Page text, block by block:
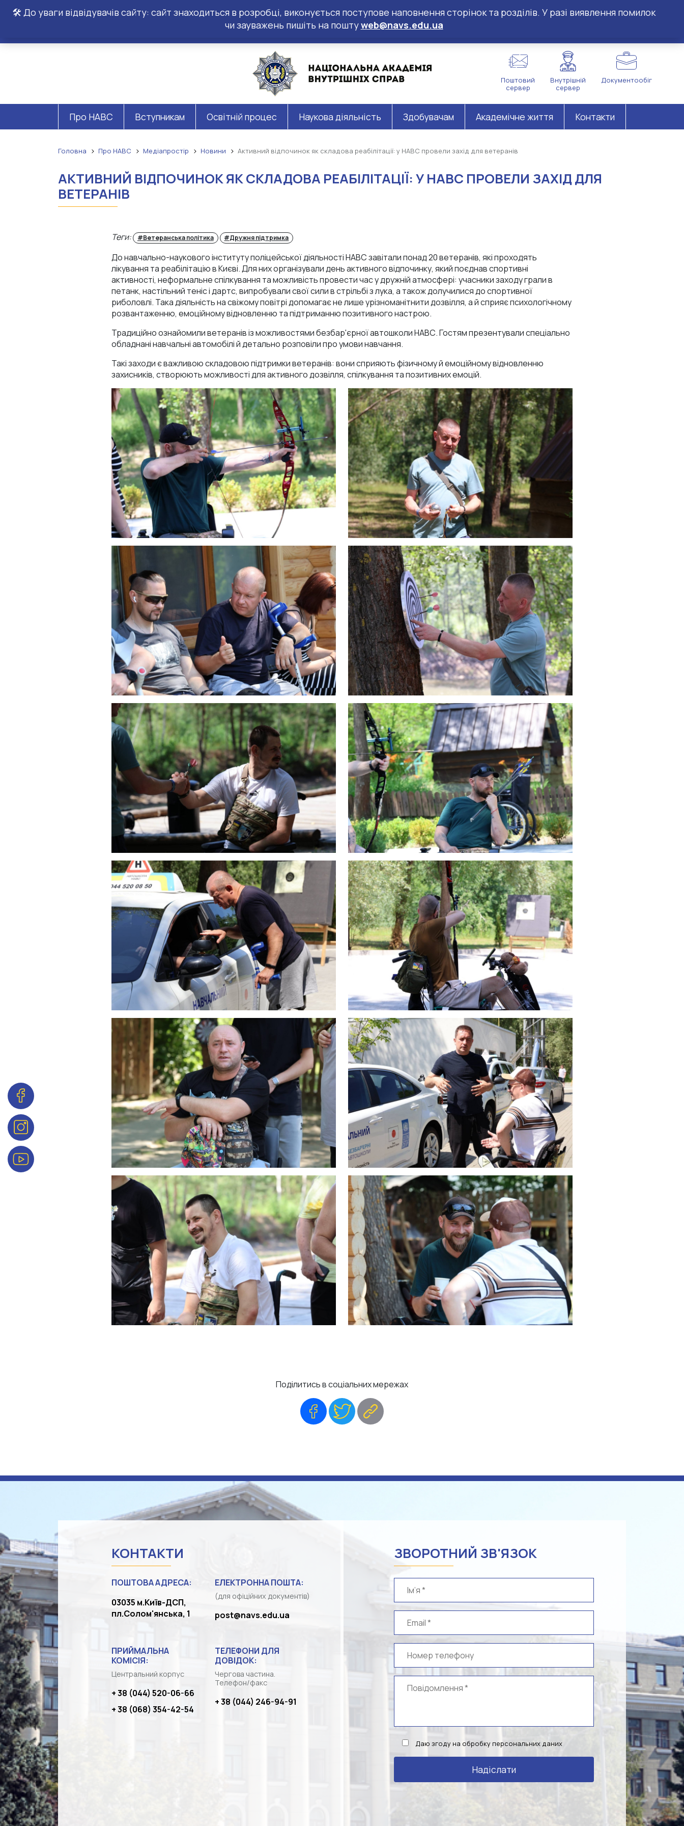
🛠️ До уваги відвідувачів сайту: сайт знаходиться в розробці, виконується поступове наповнення сторінок та розділів. У разі виявлення помилок
чи зауважень пишіть на поштуweb@navs.edu.ua
Поштовий
сервер
Внутрішній
сервер
Документообіг
Про НАВС Вступникам Освітній процес Наукова діяльність Здобувачам Академічне життя Контакти
Головна Про НАВС Медіапростір Новини Активний відпочинок як складова реабілітації: у НАВС провели захід для ветеранів
АКТИВНИЙ ВІДПОЧИНОК ЯК СКЛАДОВА РЕАБІЛІТАЦІЇ: У НАВС ПРОВЕЛИ ЗАХІД ДЛЯ
ВЕТЕРАНІВ
Теги: #Ветеранська політика #Дружня підтримка
До навчально-наукового інституту поліцейської діяльності НАВС завітали понад 20 ветеранів, які проходять
лікування та реабілітацію в Києві. Для них організували день активного відпочинку, який поєднав спортивні
активності, неформальне спілкування та можливість провести час у дружній атмосфері: учасники заходу грали в
петанк, настільний теніс і дартс, випробували свої сили в стрільбі з лука, а також долучилися до спортивної
риболовлі. Така діяльність на свіжому повітрі допомагає не лише урізноманітнити дозвілля, а й сприяє психологічному
розвантаженню, емоційному відновленню та підтриманню позитивного настрою.
Традиційно ознайомили ветеранів із можливостями безбар'єрної автошколи НАВС. Гостям презентували спеціально
обладнані навчальні автомобілі й детально розповіли про умови навчання.
Такі заходи є важливою складовою підтримки ветеранів: вони сприяють фізичному й емоційному відновленню
захисників, створюють можливості для активного дозвілля, спілкування та позитивних емоцій.
Поділитись в соціальних мережах
FacebookTwitter
КОНТАКТИ
ПОШТОВА АДРЕСА:
03035 м.Київ-ДСП,
пл.Солом'янська, 1
ЕЛЕКТРОННА ПОШТА:
(для офіційних документів)
post@navs.edu.ua
ПРИЙМАЛЬНА
КОМІСІЯ:
Центральний корпус
+ 38 (044) 520-06-66
+ 38 (068) 354-42-54
ТЕЛЕФОНИ ДЛЯ
ДОВІДОК:
Чергова частина.
Телефон/факс
+ 38 (044) 246-94-91
ЗВОРОТНИЙ ЗВ'ЯЗОК
Даю згоду на обробку персональних даних